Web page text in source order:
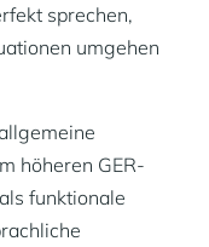
sprechen,
umgehen
höheren GER-
funktionale